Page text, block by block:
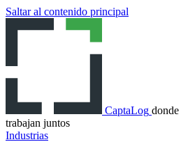
Saltar al contenido principal
CaptaLog donde
trabajan juntos
Industrias